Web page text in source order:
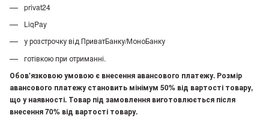
privat24
LiqPay
у розстрочку від ПриватБанку/МоноБанку
готівкою при отриманні.
Обов'язковою умовою є внесення авансового платежу. Розмір
авансового платежу становить мінімум 50% від вартості товару,
що у наявності. Товар під замовлення виготовлюється після
внесення 70% від вартості товару.